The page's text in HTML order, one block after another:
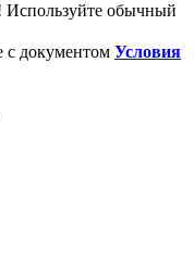
Используйте обычный
документом Условия